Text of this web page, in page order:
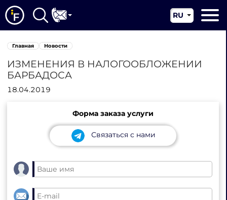
О нас
Юрисдикции
Контакты
RU
EN
Главная Новости
ИЗМЕНЕНИЯ В НАЛОГООБЛОЖЕНИИ
БАРБАДОСА
18.04.2019
Форма заказа услуги
Связаться с нами